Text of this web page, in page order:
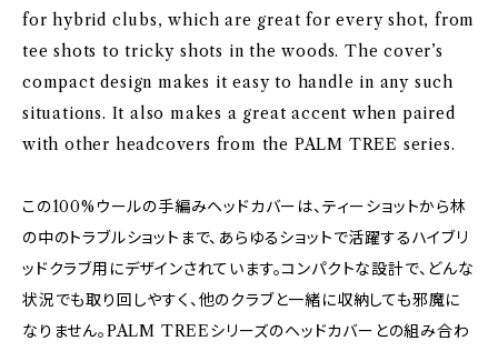
for hybrid clubs, which are great for every shot, from
tee shots to tricky shots in the woods. The cover’s
compact design makes it easy to handle in any such
situations. It also makes a great accent when paired
with other headcovers from the PALM TREE series.
この100%ウールの手編みヘッドカバーは、ティーショットから林
の中のトラブルショットまで、あらゆるショットで活躍するハイブリ
ッドクラブ用にデザインされています。コンパクトな設計で、どんな
状況でも取り回しやすく、他のクラブと一緒に収納しても邪魔に
なりません。PALM TREEシリーズのヘッドカバーとの組み合わ